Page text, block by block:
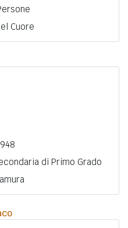
Cuore
di Primo Grado